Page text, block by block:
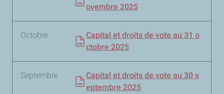
ovembre 2025
Octobre
Capital et droits de vote au 31 o
ctobre 2025
Septembre
Capital et droits de vote au 30 s
eptembre 2025